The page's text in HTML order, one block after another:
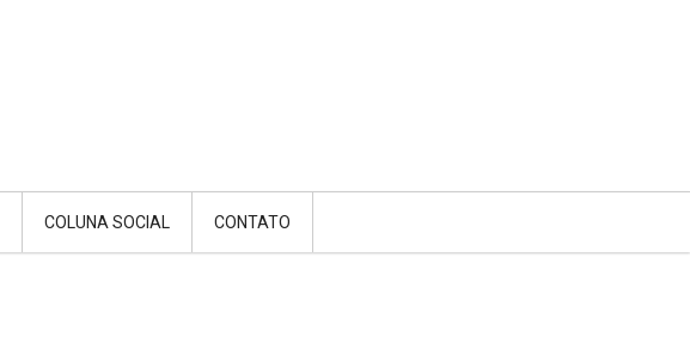
COLUNA SOCIAL CONTATO